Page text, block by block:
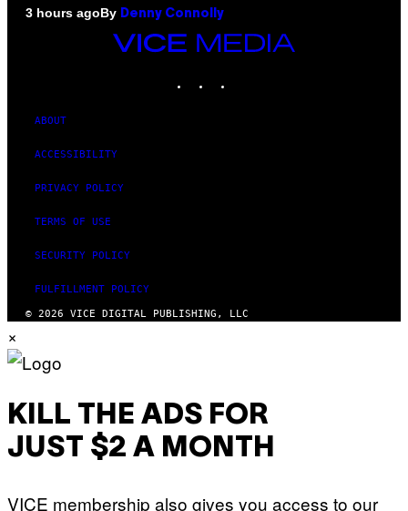
3 hours agoBy Denny Connolly
VICE
MEDIA
ABOUT
ACCESSIBILITY
PRIVACY POLICY
TERMS OF USE
SECURITY POLICY
FULFILLMENT POLICY
© 2026 VICE DIGITAL PUBLISHING, LLC
×
KILL THE ADS FOR
JUST $2 A MONTH
VICE membership also gives you access to our